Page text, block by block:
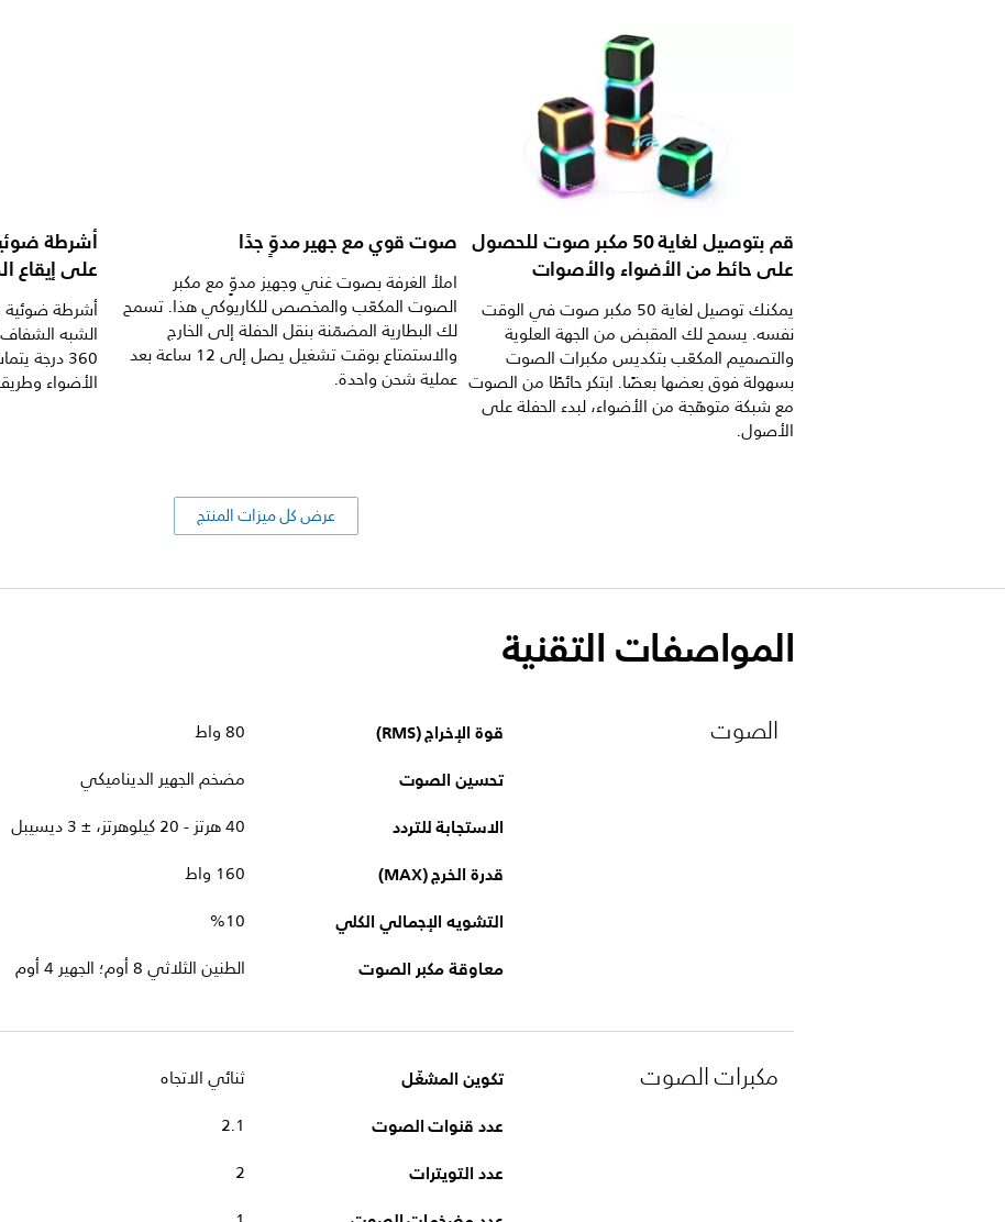
قم بتوصيل لغاية 50 مكبر صوت للحصول
على حائط من الأضواء والأصوات
يمكنك توصيل لغاية 50 مكبر صوت في الوقت
نفسه. يسمح لك المقبض من الجهة العلوية
والتصميم المكعّب بتكديس مكبرات الصوت
بسهولة فوق بعضها بعضًا. ابتكر حائطًا من الصوت
مع شبكة متوهّجة من الأضواء، لبدء الحفلة على
الأصول.
صوت قوي مع جهير مدوٍّ جدًا
املأ الغرفة بصوت غني وجهيز مدوٍّ مع مكبر
الصوت المكعّب والمخصص للكاريوكي هذا. تسمح
لك البطارية المضمّنة بنقل الحفلة إلى الخارج
والاستمتاع بوقت تشغيل يصل إلى 12 ساعة بعد
عملية شحن واحدة.
على إيقاع
أشرطة ضوئية
الشبه
360 درجة
الأضواء
عرض كل ميزات المنتج
المواصفات التقنية
الصوت قوة الإخراج (RMS) 80 واط
تحسين الصوت مضخم الجهير الديناميكي
الاستجابة للتردد 40 هرتز - 20 كيلوهرتز، ± 3 ديسيبل
قدرة الخرج (MAX) 160 واط
التشويه الإجمالي الكلي 10‏%
معاوقة مكبر الصوت الطنين الثلاثي 8 أوم؛ الجهير 4 أوم
مكبرات الصوت تكوين المشغّل ثنائي الاتجاه
عدد قنوات الصوت 2.1
عدد التويترات 2